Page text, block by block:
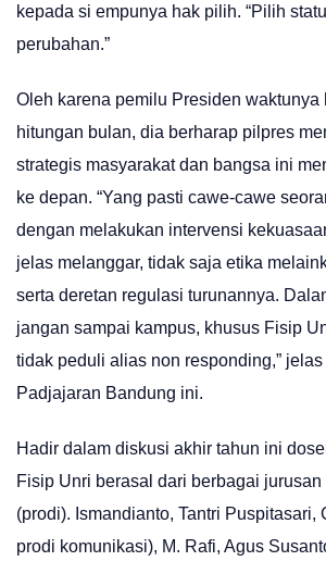
kepada si empunya hak pilih. “Pilih
perubahan.”
Oleh karena pemilu Presiden waktunya
hitungan bulan, dia berharap pilpres
strategis masyarakat dan bangsa ini
ke depan. “Yang pasti cawe-cawe
dengan melakukan intervensi
jelas melanggar, tidak saja etika
serta deretan regulasi turunannya.
jangan sampai kampus, khusus Fisip
tidak peduli alias non responding,”
Padjajaran Bandung ini.
Hadir dalam diskusi akhir tahun ini
Fisip Unri berasal dari berbagai
(prodi). Ismandianto, Tantri Puspitasari,
prodi komunikasi), M. Rafi, Agus